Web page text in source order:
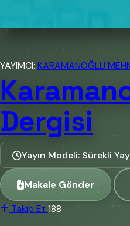
YAYIMCI: KARAMANOĞLU
Dergisi
Yayın Modeli: Sürekli
Makale Gönder
Takip Et 188